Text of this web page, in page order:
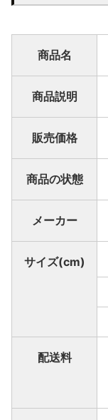
商品名
商品説明
販売価格
商品の状態
メーカー
サイズ(cm)
配送料